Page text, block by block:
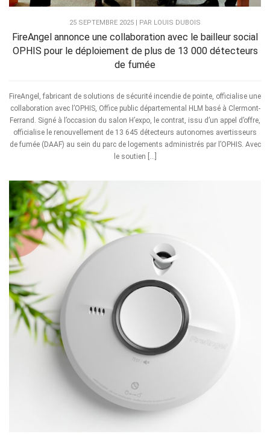
25 SEPTEMBRE 2025 | PAR LOUIS DUBOIS
FireAngel annonce une collaboration avec le bailleur social
OPHIS pour le déploiement de plus de 13 000 détecteurs
de fumée
FireAngel, fabricant de solutions de sécurité incendie de pointe, officialise une
collaboration avec l’OPHIS, Office public départemental HLM basé à Clermont-
Ferrand. Signé à l’occasion du salon H’expo, le contrat, issu d’un appel d’offre,
officialise le renouvellement de 13 645 détecteurs autonomes avertisseurs
de fumée (DAAF) au sein du parc de logements administrés par l’OPHIS. Avec
le soutien […]